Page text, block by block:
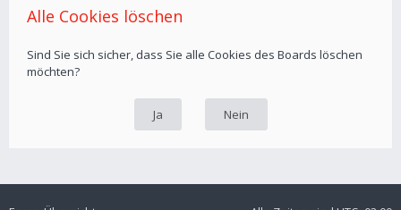
Alle Cookies löschen
Sind Sie sich sicher, dass Sie alle Cookies des Boards löschen
möchten?